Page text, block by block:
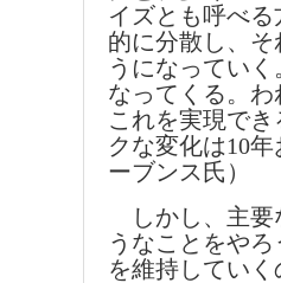
イズとも呼べ
的に分散し、
うになってい
なってくる。
これを実現で
クな変化は10
ーブンス氏）
しかし、主要
うなことをや
を維持していく